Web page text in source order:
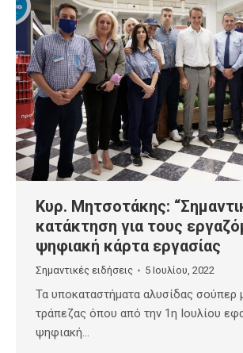
Κυρ. Μητσοτάκης:
κατάκτηση για τους
ψηφιακή κάρτα εργασίας
Σημαντικές ειδήσεις 5 Ιουλίου, 2022
Τα υποκαταστήματα αλυσίδας σούπερ
τράπεζας όπου από την 1η Ιουλίου
ψηφιακή…